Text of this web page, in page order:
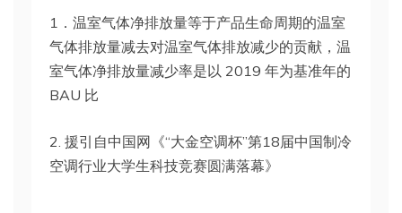
1．温室气体净排放量等于产品生命周期的温室
气体排放量减去对温室气体排放减少的贡献，温
室气体净排放量减少率是以 2019 年为基准年的
BAU 比
2. 援引自中国网《“大金空调杯”第18届中国制冷
空调行业大学生科技竞赛圆满落幕》